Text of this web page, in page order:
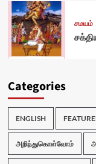
சமயம்
Categories
ENGLISH
அறிந்துகொள்வோம்